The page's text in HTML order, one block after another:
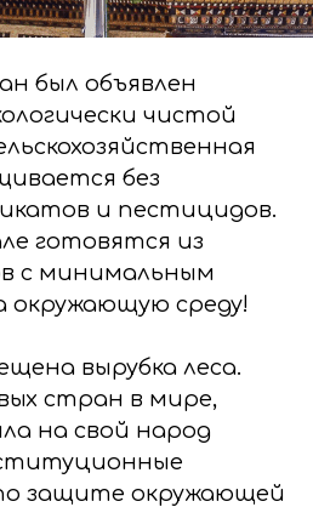
был объявлен
чистой
без
и пестицидов.
готовятся из
с минимальным
окружающую среду!
вырубка леса.
стран в мире,
на свой народ
защите окружающей